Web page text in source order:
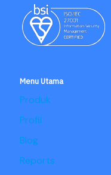
Menu Utama
Produk
Profil
Blog
Reports